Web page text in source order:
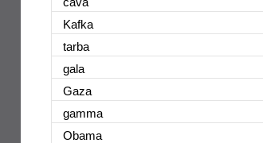
Kafka
tarba
gala
Gaza
gamma
Obama